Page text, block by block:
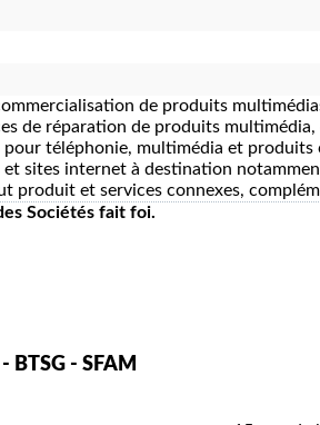
de produits
de réparation de produits
téléphonie, multimédia et produits
et sites internet à destination
produit et services connexes,
Sociétés fait foi.
BTSG - SFAM